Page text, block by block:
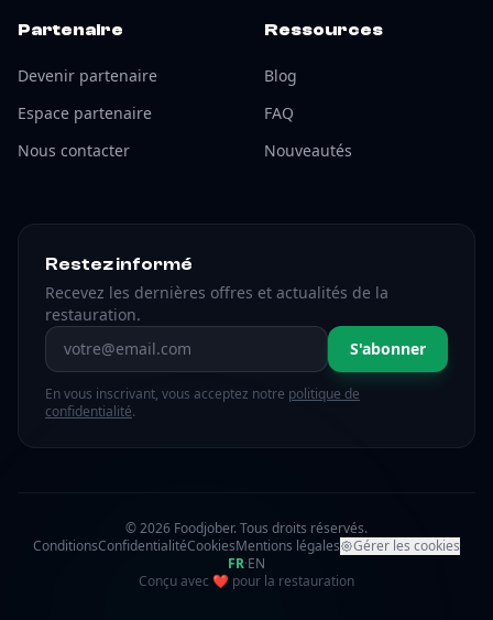
Partenaire
Devenir partenaire
Espace partenaire
Nous contacter
Ressources
Blog
FAQ
Nouveautés
Restez informé
Recevez les dernières offres et actualités de la
restauration.
Adresse email S'abonner
En vous inscrivant, vous acceptez notre politique de
confidentialité.
© 2026 Foodjober. Tous droits réservés.
ConditionsConfidentialitéCookiesMentions légales
Gérer les cookies
FR·EN
Conçu avec ❤ amour
pour la restauration